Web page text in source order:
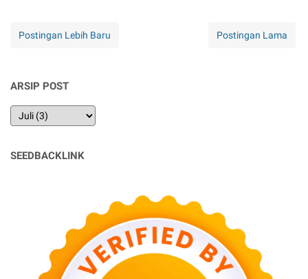
Postingan Lebih Baru Postingan Lama
ARSIP POST
SEEDBACKLINK